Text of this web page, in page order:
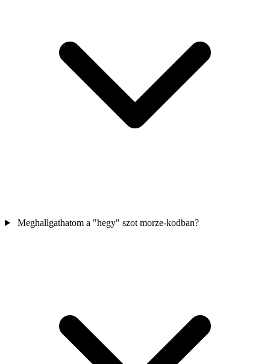
Meghallgathatom a "hegy" szot morze-kodban?